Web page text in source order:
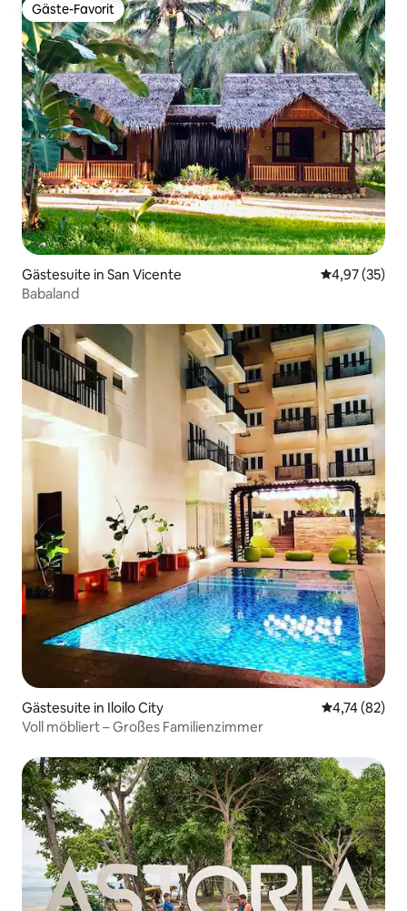
Gäste-Favorit
Gäste-Favorit
Gästesuite in San Vicente
4,97 (35)
Babaland
Gästesuite in Iloilo City
4,74 (82)
Voll möbliert – Großes Familienzimmer